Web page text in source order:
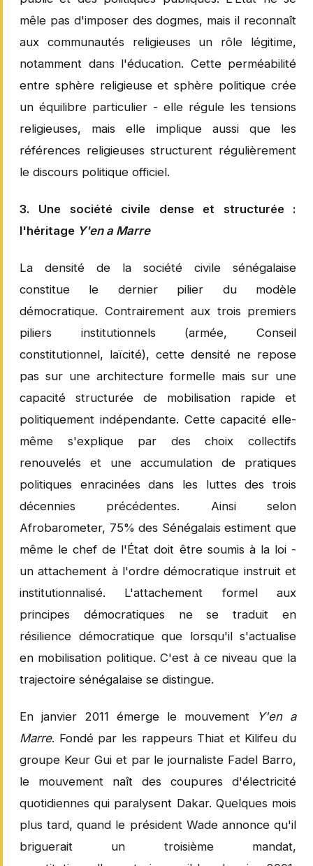
mêle pas d'imposer des dogmes, mais il reconnaît
aux communautés religieuses un rôle légitime,
notamment dans l'éducation. Cette perméabilité
entre sphère religieuse et sphère politique crée
un équilibre particulier - elle régule les tensions
religieuses, mais elle implique aussi que les
références religieuses structurent régulièrement
le discours politique officiel.
3. Une société civile dense et structurée :
l'héritage Y'en a Marre
La densité de la société civile sénégalaise
constitue le dernier pilier du modèle
démocratique. Contrairement aux trois premiers
piliers institutionnels (armée, Conseil
constitutionnel, laïcité), cette densité ne repose
pas sur une architecture formelle mais sur une
capacité structurée de mobilisation rapide et
politiquement indépendante. Cette capacité elle-
même s'explique par des choix collectifs
renouvelés et une accumulation de pratiques
politiques enracinées dans les luttes des trois
décennies précédentes. Ainsi selon
Afrobarometer, 75% des Sénégalais estiment que
même le chef de l'État doit être soumis à la loi -
un attachement à l'ordre démocratique instruit et
institutionnalisé. L'attachement formel aux
principes démocratiques ne se traduit en
résilience démocratique que lorsqu'il s'actualise
en mobilisation politique. C'est à ce niveau que la
trajectoire sénégalaise se distingue.
En janvier 2011 émerge le mouvement
Y'en a
Marre. Fondé par les rappeurs Thiat et Kilifeu du
groupe Keur Gui et par le journaliste Fadel Barro,
le mouvement naît des coupures d'électricité
quotidiennes qui paralysent Dakar. Quelques mois
plus tard, quand le président Wade annonce qu'il
briguerait un troisième mandat,